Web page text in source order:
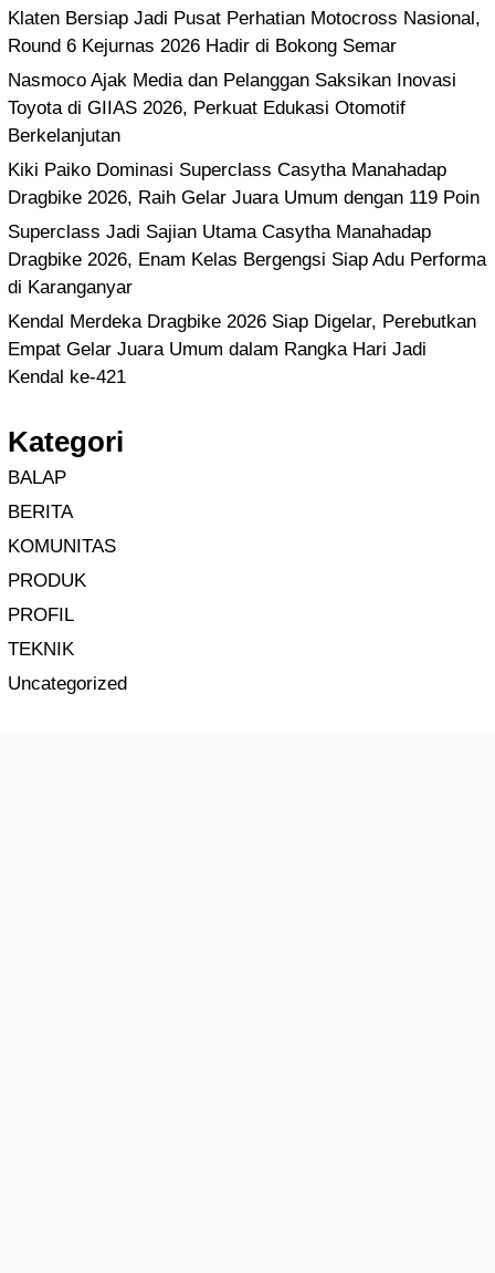
Klaten Bersiap Jadi Pusat Perhatian Motocross Nasional,
Round 6 Kejurnas 2026 Hadir di Bokong Semar
Nasmoco Ajak Media dan Pelanggan Saksikan Inovasi
Toyota di GIIAS 2026, Perkuat Edukasi Otomotif
Berkelanjutan
Kiki Paiko Dominasi Superclass Casytha Manahadap
Dragbike 2026, Raih Gelar Juara Umum dengan 119 Poin
Superclass Jadi Sajian Utama Casytha Manahadap
Dragbike 2026, Enam Kelas Bergengsi Siap Adu Performa
di Karanganyar
Kendal Merdeka Dragbike 2026 Siap Digelar, Perebutkan
Empat Gelar Juara Umum dalam Rangka Hari Jadi
Kendal ke-421
Kategori
BALAP
BERITA
KOMUNITAS
PRODUK
PROFIL
TEKNIK
Uncategorized